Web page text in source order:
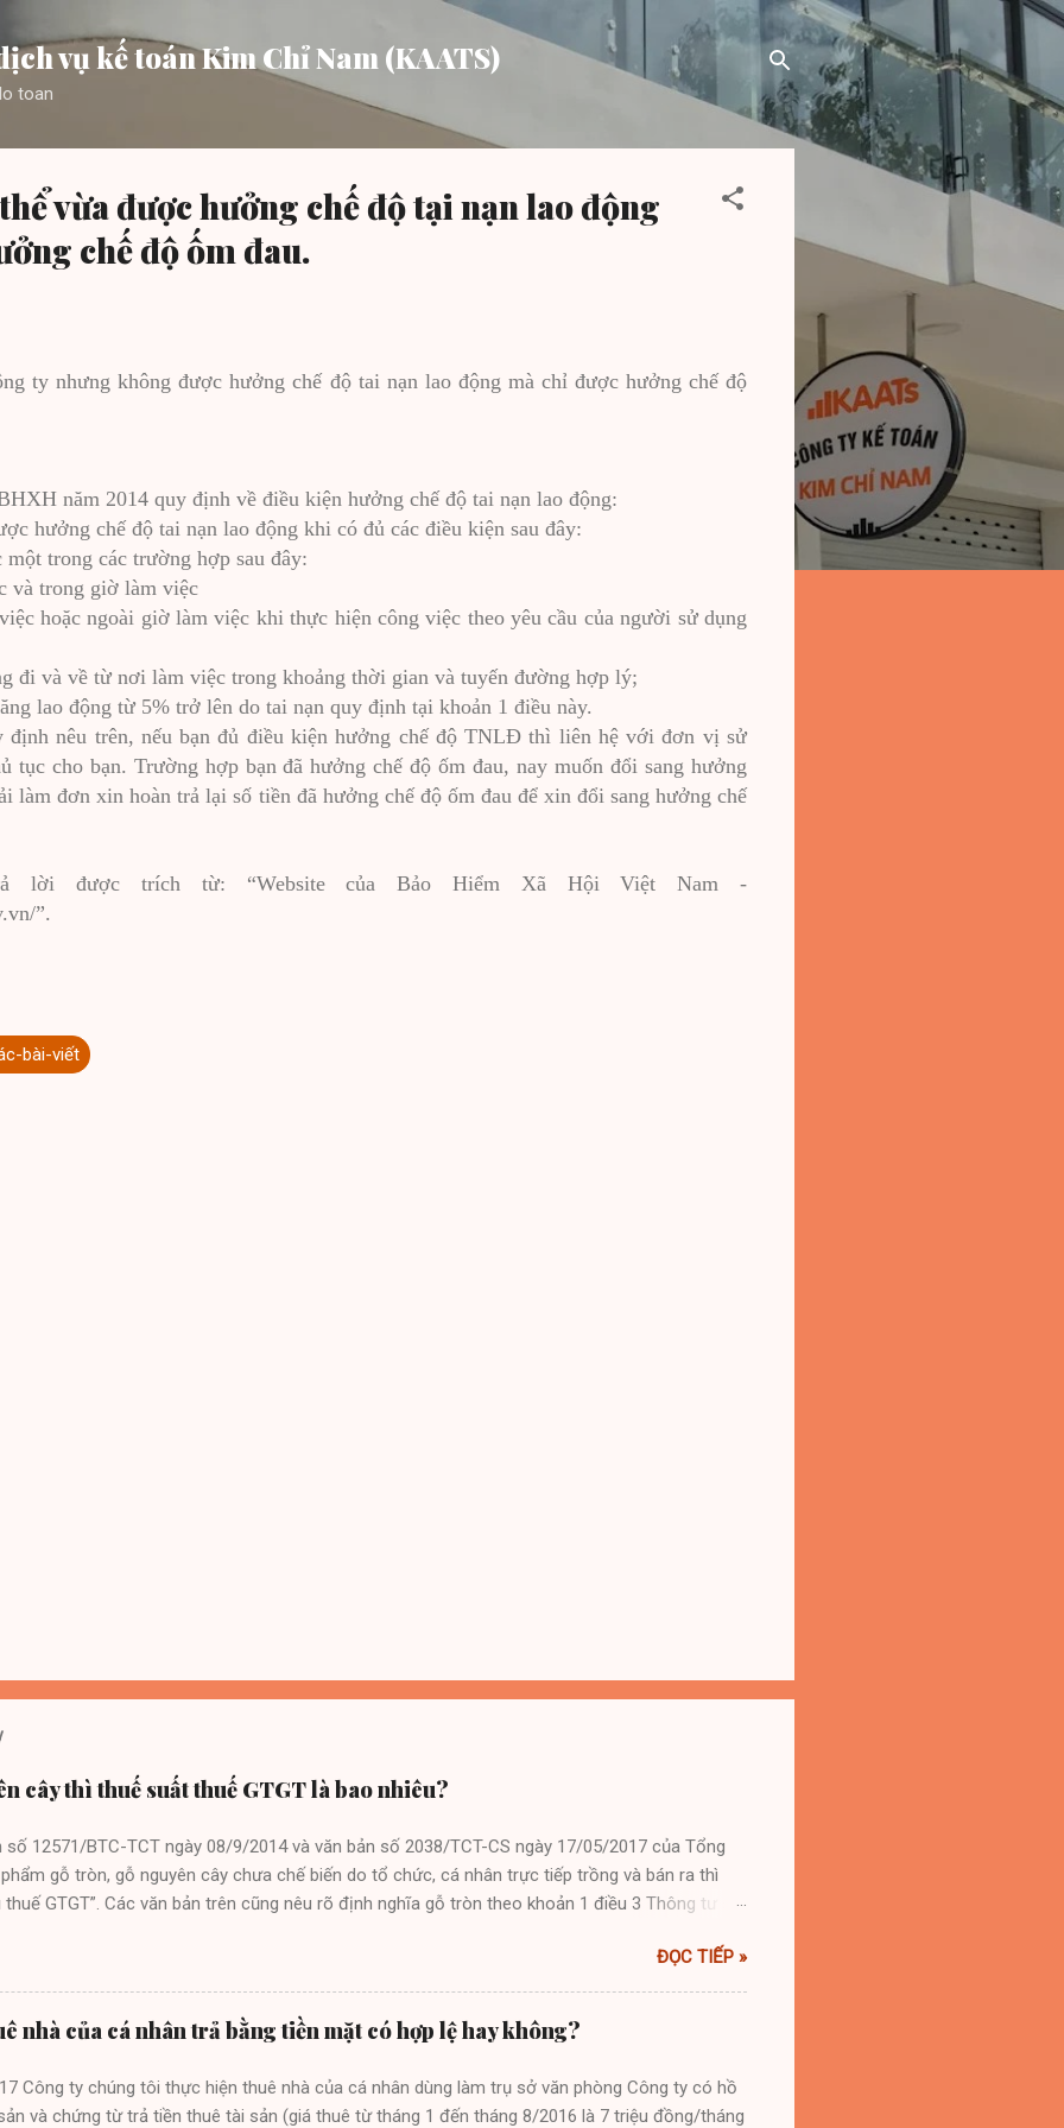
vụ kế toán Kim Chỉ Nam (KAATS)
toan
vừa được hưởng chế độ tại nạn lao động
chế độ ốm đau.
ty nhưng không được hưởng chế độ tai nạn lao động mà chỉ được hưởng chế độ
năm 2014 quy định về điều kiện hưởng chế độ tai nạn lao động:
hưởng chế độ tai nạn lao động khi có đủ các điều kiện sau đây:
trong các trường hợp sau đây:
và trong giờ làm việc
hoặc ngoài giờ làm việc khi thực hiện công việc theo yêu cầu của người sử dụng
đi và về từ nơi làm việc trong khoảng thời gian và tuyến đường hợp lý;
lao động từ 5% trở lên do tai nạn quy định tại khoản 1 điều này.
nêu trên, nếu bạn đủ điều kiện hưởng chế độ TNLĐ thì liên hệ với đơn vị sử
tục cho bạn. Trường hợp bạn đã hưởng chế độ ốm đau, nay muốn đổi sang hưởng
làm đơn xin hoàn trả lại số tiền đã hưởng chế độ ốm đau để xin đổi sang hưởng chế
lời được trích từ: “Website của Bảo Hiểm Xã Hội Việt Nam -
”.
bài-viết
cây thì thuế suất thuế GTGT là bao nhiêu?
12571/BTC-TCT ngày 08/9/2014 và văn bản số 2038/TCT-CS ngày 17/05/2017 của Tổng
gỗ tròn, gỗ nguyên cây chưa chế biến do tổ chức, cá nhân trực tiếp trồng và bán ra thì
GTGT”. Các văn bản trên cũng nêu rõ định nghĩa gỗ tròn theo khoản 1 điều 3 Thông tư số
lóc lõi có đường kính đầu nhỏ từ 10 cm đến dưới 20 cm, chiều dài từ 01 mét trở lên hoặc có
trở lên, chiều dài từ 30 cm trở lên (kể cả gỗ nguyên khai còn có gốc, cành, lá mà đường kính
chiều dài từ 01 mét trở lên hoặc có đường kính sát gốc từ 20cm trở lên, chiều dài từ 30cm
loài nguy cấp, quý, hiếm không phân biệt kích thước”. Như vậy, thuế GTGT của sản phẩm gỗ
nghĩa trên, sẽ được xác địn...
ĐỌC TIẾP »
nhà của cá nhân trả bằng tiền mặt có hợp lệ hay không?
Công ty chúng tôi thực hiện thuê nhà của cá nhân dùng làm trụ sở văn phòng Công ty có hồ
và chứng từ trả tiền thuê tài sản (giá thuê từ tháng 1 đến tháng 8/2016 là 7 triệu đồng/tháng